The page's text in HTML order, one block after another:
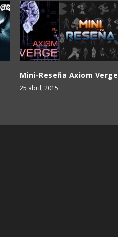
Mini-Reseña Axiom Verge
25 abril, 2015